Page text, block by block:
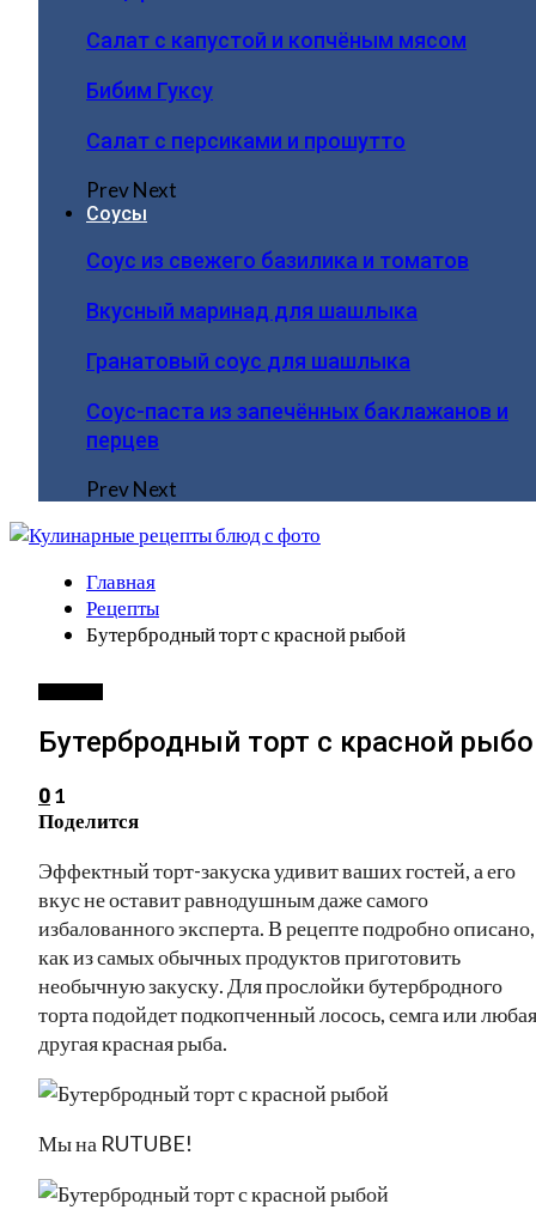
Салат с капустой и копчёным мясом
Бибим Гуксу
Салат с персиками и прошутто
PrevNext
Соусы
Соус из свежего базилика и томатов
Вкусный маринад для шашлыка
Гранатовый соус для шашлыка
Соус-паста из запечённых баклажанов и
перцев
PrevNext
Главная
Рецепты
Бутербродный торт с красной рыбой
Бутербродный торт с красной
0 1
Поделится
Эффектный торт-закуска удивит ваших гостей, а его
вкус не оставит равнодушным даже самого
избалованного эксперта. В рецепте подробно описано,
как из самых обычных продуктов приготовить
необычную закуску. Для прослойки бутербродного
торта подойдет подкопченный лосось, семга или любая
другая красная рыба.
Мы на RUTUBE!